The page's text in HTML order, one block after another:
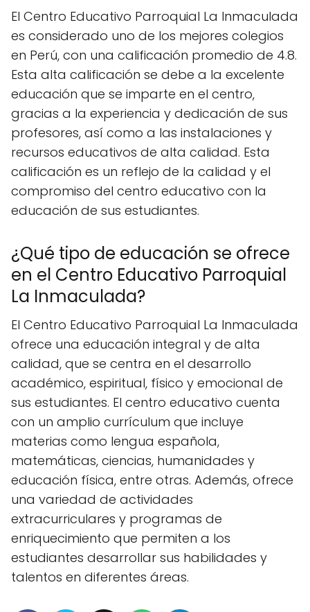
El Centro Educativo Parroquial La Inmaculada
es considerado uno de los mejores colegios
en Perú, con una calificación promedio de 4.8.
Esta alta calificación se debe a la excelente
educación que se imparte en el centro,
gracias a la experiencia y dedicación de sus
profesores, así como a las instalaciones y
recursos educativos de alta calidad. Esta
calificación es un reflejo de la calidad y el
compromiso del centro educativo con la
educación de sus estudiantes.
¿Qué tipo de educación se ofrece
en el Centro Educativo Parroquial
La Inmaculada?
El Centro Educativo Parroquial La Inmaculada
ofrece una educación integral y de alta
calidad, que se centra en el desarrollo
académico, espiritual, físico y emocional de
sus estudiantes. El centro educativo cuenta
con un amplio currículum que incluye
materias como lengua española,
matemáticas, ciencias, humanidades y
educación física, entre otras. Además, ofrece
una variedad de actividades
extracurriculares y programas de
enriquecimiento que permiten a los
estudiantes desarrollar sus habilidades y
talentos en diferentes áreas.